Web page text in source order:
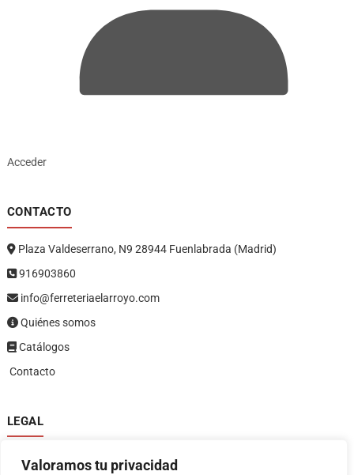
Valoramos tu privacidad
Acceder
CONTACTO
Plaza Valdeserrano, N9 28944 Fuenlabrada (Madrid)
916903860
info@ferreteriaelarroyo.com
Quiénes somos
Catálogos
Contacto
LEGAL
Política de privacidad